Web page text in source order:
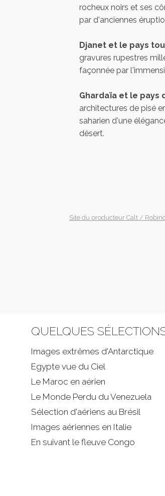
rocheux noirs et ses
par d'anciennes
Djanet et le pays
gravures rupestres
façonnée par
Ghardaïa et le pays
architectures de pisé
saharien d'une
désert.
Site du producteur Calt /
QUELQUES
Images extrêmes d'Antarctique
Egypte vue du Ciel
Le Maroc en aérien
Le Monde Perdu du Venezuela
Sélection d'aériens au Brésil
Images aériennes en Italie
En suivant le fleuve Congo